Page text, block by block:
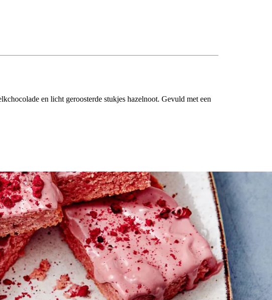
en licht geroosterde stukjes hazelnoot. Gevuld met een